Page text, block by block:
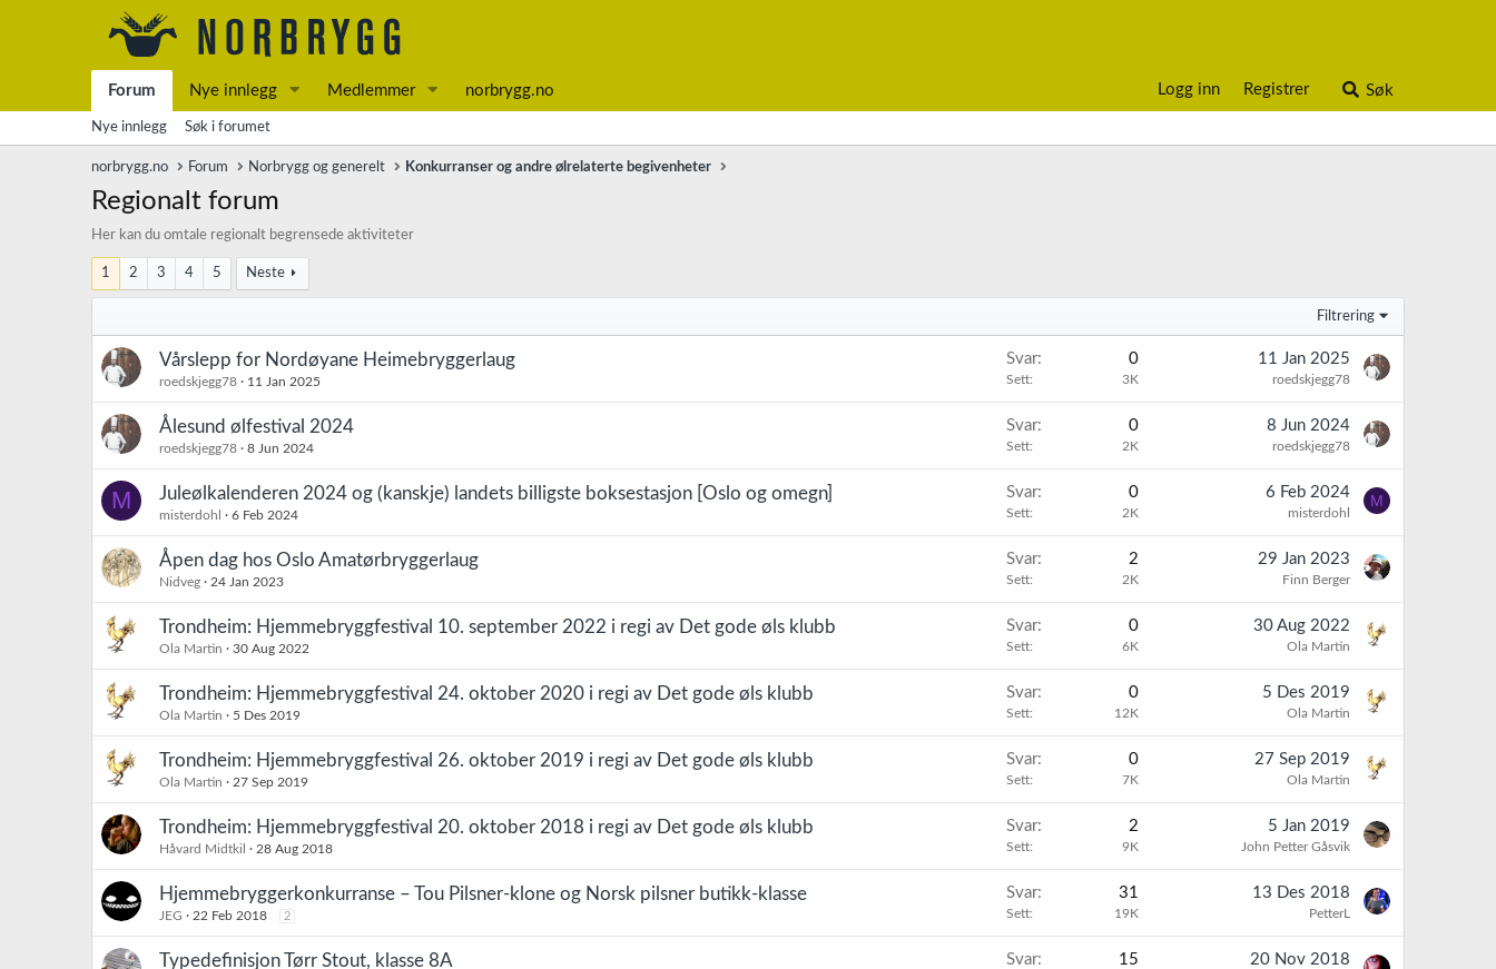
Forum Nye innlegg Medlemmer norbrygg.no Logg inn Registrer Søk
Nye innlegg Søk i forumet
norbrygg.no Forum Norbrygg og generelt Konkurranser og andre ølrelaterte begivenheter
Regionalt forum
Her kan du omtale regionalt begrensede aktiviteter
1 2 3 4 5 Neste
Filtrering
Vårslepp for Nordøyane Heimebryggerlaug
roedskjegg78 11 Jan 2025
Svar 0
Sett 3K
11 Jan 2025
roedskjegg78
Ålesund ølfestival 2024
roedskjegg78 8 Jun 2024
Svar 0
Sett 2K
8 Jun 2024
roedskjegg78
M Juleølkalenderen 2024 og (kanskje) landets billigste boksestasjon [Oslo og omegn]
misterdohl 6 Feb 2024
Svar 0
Sett 2K
6 Feb 2024
misterdohl
M
Åpen dag hos Oslo Amatørbryggerlaug
Nidveg 24 Jan 2023
Svar 2
Sett 2K
29 Jan 2023
Finn Berger
Trondheim: Hjemmebryggfestival 10. september 2022 i regi av Det gode øls klubb
Ola Martin 30 Aug 2022
Svar 0
Sett 6K
30 Aug 2022
Ola Martin
Trondheim: Hjemmebryggfestival 24. oktober 2020 i regi av Det gode øls klubb
Ola Martin 5 Des 2019
Svar 0
Sett 12K
5 Des 2019
Ola Martin
Trondheim: Hjemmebryggfestival 26. oktober 2019 i regi av Det gode øls klubb
Ola Martin 27 Sep 2019
Svar 0
Sett 7K
27 Sep 2019
Ola Martin
Trondheim: Hjemmebryggfestival 20. oktober 2018 i regi av Det gode øls klubb
Håvard Midtkil 28 Aug 2018
Svar 2
Sett 9K
5 Jan 2019
John Petter Gåsvik
Hjemmebryggerkonkurranse – Tou Pilsner-klone og Norsk pilsner butikk-klasse
JEG 22 Feb 2018 2
Svar 31
Sett 19K
13 Des 2018
PetterL
Typedefinisjon Tørr Stout, klasse 8A Svar 15 20 Nov 2018